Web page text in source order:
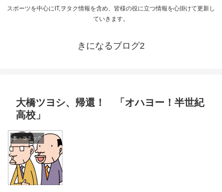
スポーツを中心にIT,ヲタク情報を含め、皆様の役に立つ情報を心掛けて更新し
ていきます。
きになるブログ2
大橋ツヨシ、帰還！ 「オハヨー！半世紀
高校」
本・コミック